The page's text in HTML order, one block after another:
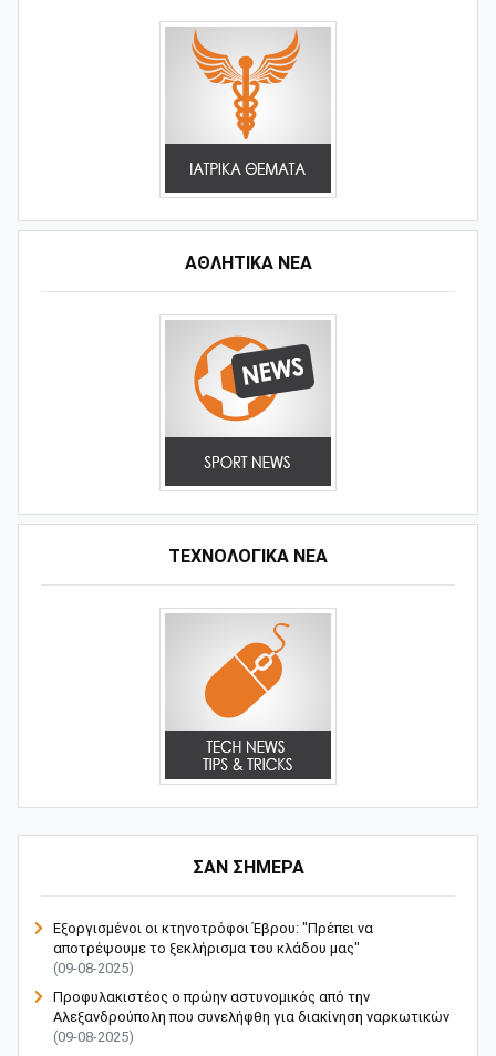
ΑΘΛΗΤΙΚΆ ΝΈΑ
ΤΕΧΝΟΛΟΓΙΚΑ ΝΕΑ
ΣΑΝ ΣΗΜΕΡΑ
Εξοργισμένοι οι κτηνοτρόφοι Έβρου: "Πρέπει να
αποτρέψουμε το ξεκλήρισμα του κλάδου μας"
(09-08-2025)
Προφυλακιστέος ο πρώην αστυνομικός από την
Αλεξανδρούπολη που συνελήφθη για διακίνηση ναρκωτικών
(09-08-2025)